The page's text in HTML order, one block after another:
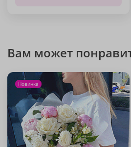
Вам может
Новинка